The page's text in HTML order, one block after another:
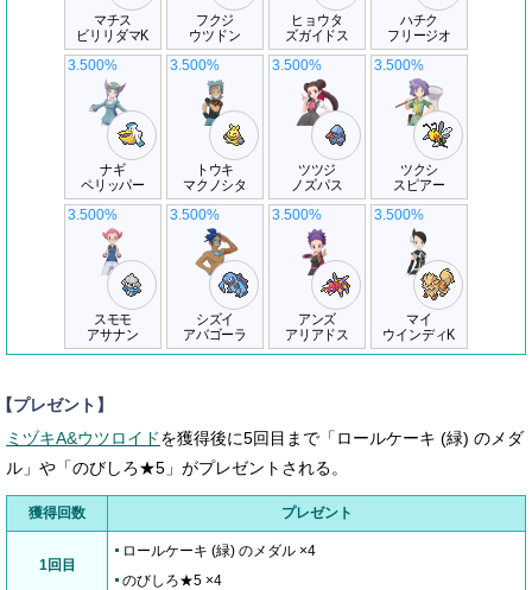
マチス
ビリリダマK
フクジ
ウツドン
ヒョウタ
ズガイドス
ハチク
フリージオ
ナギ
ペリッパー
3.500%
トウキ
マクノシタ
3.500%
ツツジ
ノズパス
3.500%
ツクシ
スピアー
3.500%
スモモ
アサナン
3.500%
シズイ
アバゴーラ
3.500%
アンズ
アリアドス
3.500%
マイ
ウインディK
3.500%
プレゼント】
ミヅキA&ウツロイドを獲得後に5回目まで「ロールケーキ (緑) のメダ
ル」や「のびしろ★5」がプレゼントされる。
獲得回数 プレゼント
1回目
ロールケーキ (緑) のメダル ×4
のびしろ★5 ×4